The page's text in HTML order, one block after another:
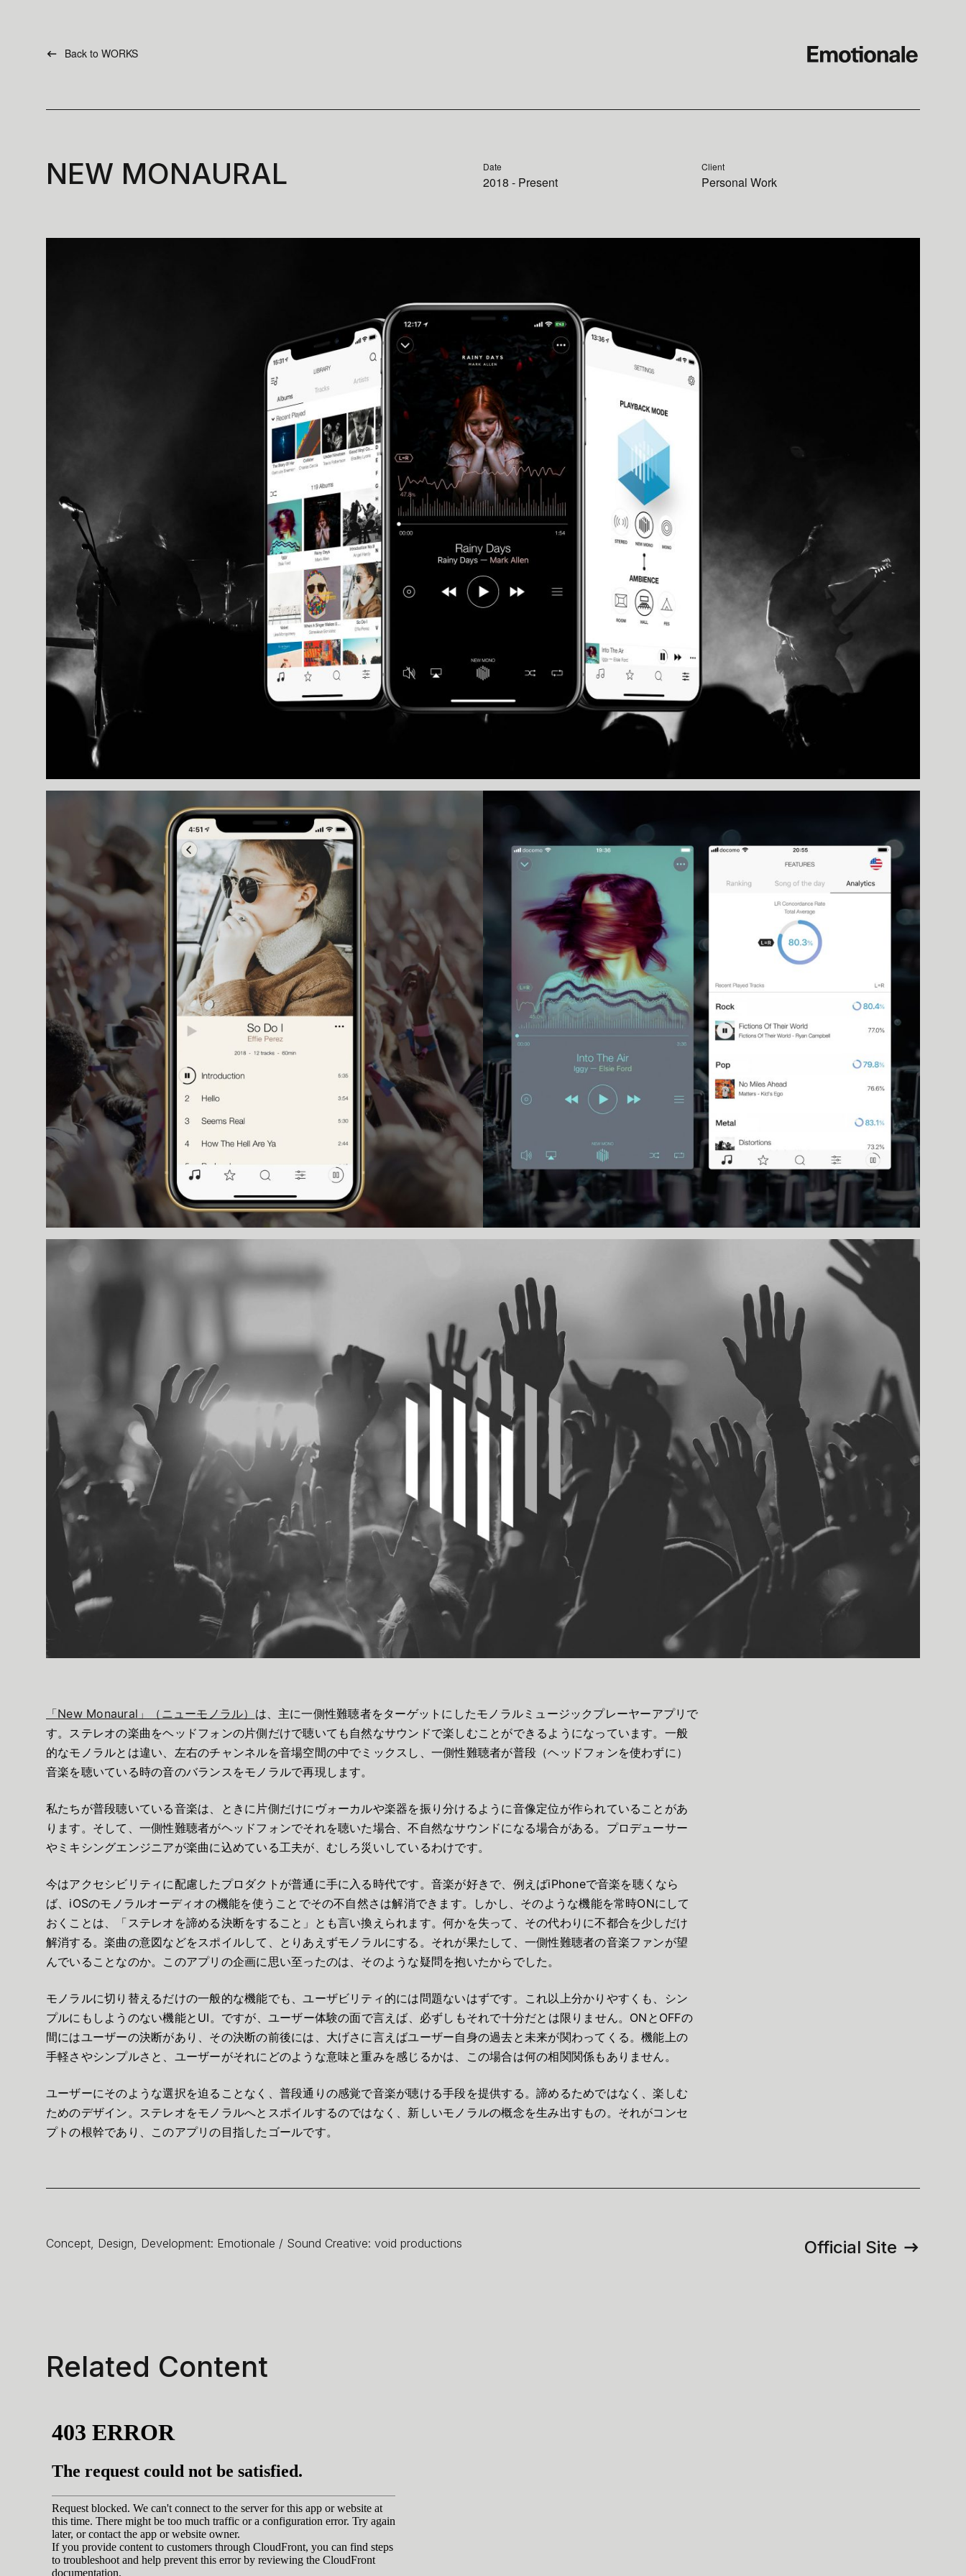
Back to WORKS
NEW MONAURAL Date
2018 - Present
Client
Personal Work
「New Monaural」（ニューモノラル） は、主に一側性難聴者をターゲットにしたモノラルミュージックプレーヤーアプリで
す。ステレオの楽曲をヘッドフォンの片側だけで聴いても自然なサウンドで楽しむことができるようになっています。一般
的なモノラルとは違い、左右のチャンネルを音場空間の中でミックスし、一側性難聴者が普段（ヘッドフォンを使わずに）
音楽を聴いている時の音のバランスをモノラルで再現します。
私たちが普段聴いている音楽は、ときに片側だけにヴォーカルや楽器を振り分けるように音像定位が作られていることがあ
ります。そして、一側性難聴者がヘッドフォンでそれを聴いた場合、不自然なサウンドになる場合がある。プロデューサー
やミキシングエンジニアが楽曲に込めている工夫が、むしろ災いしているわけです。
今はアクセシビリティに配慮したプロダクトが普通に手に入る時代です。音楽が好きで、例えばiPhoneで音楽を聴くなら
ば、iOSのモノラルオーディオの機能を使うことでその不自然さは解消できます。しかし、そのような機能を常時ONにして
おくことは、「ステレオを諦める決断をすること」とも言い換えられます。何かを失って、その代わりに不都合を少しだけ
解消する。楽曲の意図などをスポイルして、とりあえずモノラルにする。それが果たして、一側性難聴者の音楽ファンが望
んでいることなのか。このアプリの企画に思い至ったのは、そのような疑問を抱いたからでした。
モノラルに切り替えるだけの一般的な機能でも、ユーザビリティ的には問題ないはずです。これ以上分かりやすくも、シン
プルにもしようのない機能とUI。ですが、ユーザー体験の面で言えば、必ずしもそれで十分だとは限りません。ONとOFFの
間にはユーザーの決断があり、その決断の前後には、大げさに言えばユーザー自身の過去と未来が関わってくる。機能上の
手軽さやシンプルさと、ユーザーがそれにどのような意味と重みを感じるかは、この場合は何の相関関係もありません。
ユーザーにそのような選択を迫ることなく、普段通りの感覚で音楽が聴ける手段を提供する。諦めるためではなく、楽しむ
ためのデザイン。ステレオをモノラルへとスポイルするのではなく、新しいモノラルの概念を生み出すもの。それがコンセ
プトの根幹であり、このアプリの目指したゴールです。
Concept, Design, Development: Emotionale / Sound Creative: void productions Official Site
Related Content